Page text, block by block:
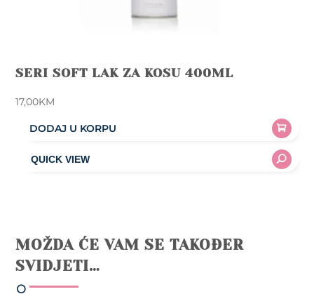
SERI SOFT LAK ZA KOSU 400ML
17,00KM
DODAJ U KORPU
MOŽDA ĆE VAM SE TAKOĐER
SVIDJETI…